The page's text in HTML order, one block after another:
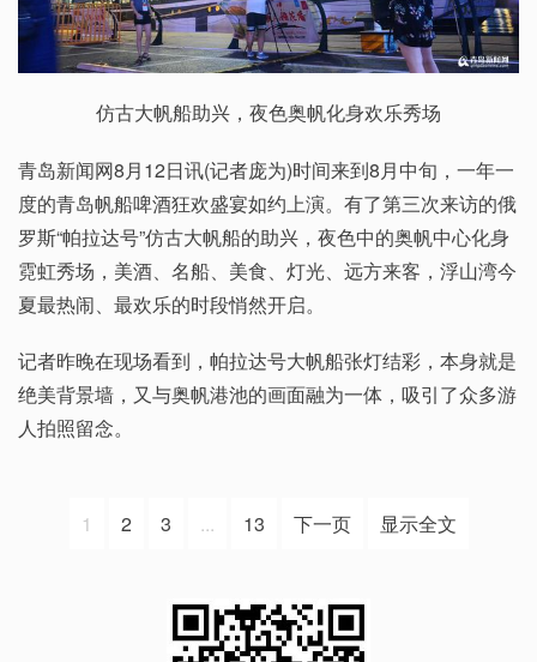
仿古大帆船助兴，夜色奥帆化身欢乐秀场
青岛新闻网8月12日讯(记者庞为)时间来到8月中旬，一年一
度的青岛帆船啤酒狂欢盛宴如约上演。有了第三次来访的俄
罗斯“帕拉达号”仿古大帆船的助兴，夜色中的奥帆中心化身
霓虹秀场，美酒、名船、美食、灯光、远方来客，浮山湾今
夏最热闹、最欢乐的时段悄然开启。
记者昨晚在现场看到，帕拉达号大帆船张灯结彩，本身就是
绝美背景墙，又与奥帆港池的画面融为一体，吸引了众多游
人拍照留念。
1 2 3 ... 13 下一页 显示全文